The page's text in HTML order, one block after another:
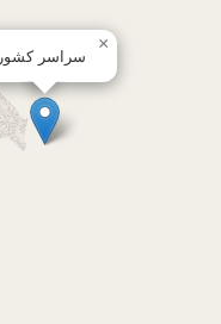
سراسر کشور
×